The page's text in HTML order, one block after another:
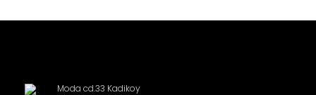
Moda cd.33 Kadikoy